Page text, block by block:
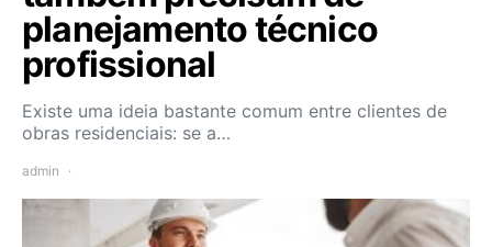
planejamento técnico
profissional
Existe uma ideia bastante comum entre clientes de
obras residenciais: se a…
admin